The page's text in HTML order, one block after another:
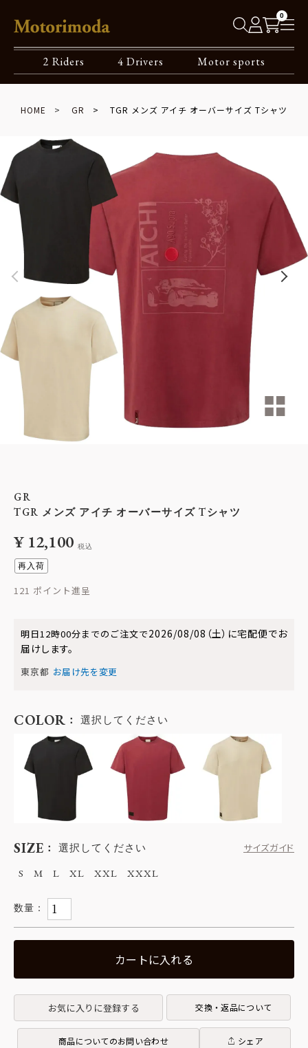
0
2 Riders 4 Drivers Motor sports
HOME GR TGR メンズ アイチ オーバーサイズ Tシャツ
GR
TGR メンズ アイチ オーバーサイズ Tシャツ
¥ 12,100 税込
再入荷
121
明日12時00分までのご注文で2026/08/08（土） に宅配便でお
届けします。
東京都 お届け先を変更
SIZE 選択してください
サイズガイド
S
M L XL XXL XXXL
COLOR 選択してください
カートに入れる
お気に入りに登録する 交換・返品について
商品についてのお問い合わせ シェア